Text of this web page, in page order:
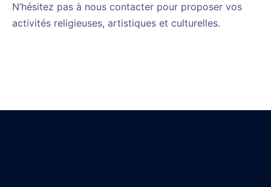
N’hésitez pas à nous contacter pour proposer vos
activités religieuses, artistiques et culturelles.